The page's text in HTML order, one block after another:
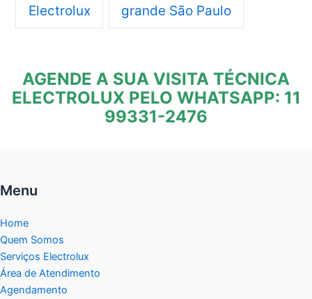
Electrolux grande São Paulo
AGENDE A SUA VISITA TÉCNICA
ELECTROLUX PELO WHATSAPP: 11
99331-2476
Menu
Home
Quem Somos
Serviços Electrolux
Área de Atendimento
Agendamento